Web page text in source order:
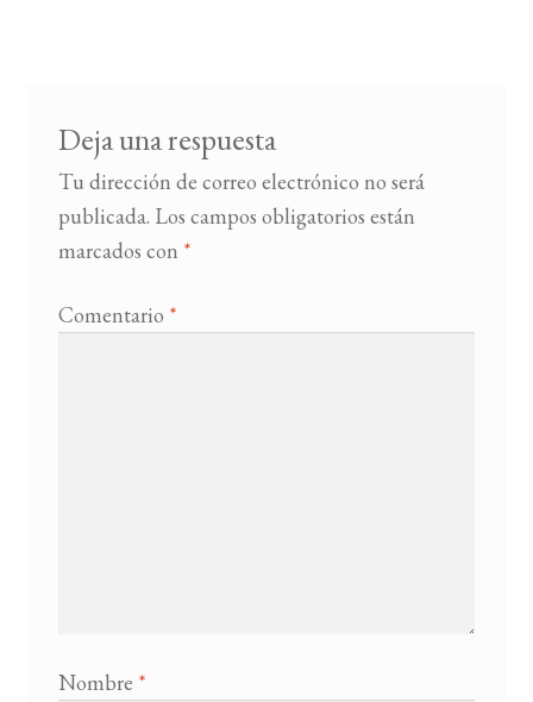
Deja una respuesta
Tu dirección de correo electrónico no será
publicada. Los campos obligatorios están
marcados con *
Comentario *
Nombre *